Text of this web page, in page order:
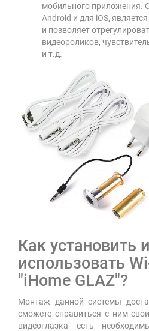
мобильного приложения.
Android и для iOS,
и позволяет
видеороликов,
и т.д.
Как установить и
использовать
"iHome GLAZ"?
Монтаж данной системы
сможете справиться с ним
видеоглазка есть